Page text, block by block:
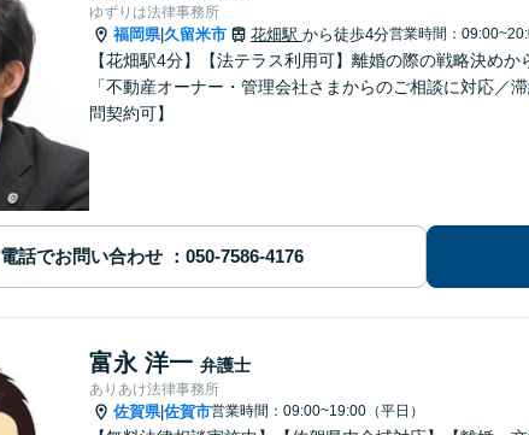
ゆずりは法律事務所
福岡県|久留米市 花畑駅 から徒歩4分営業時間：
【花畑駅4分】【法テラス利用可】離婚の際の戦略決め
「不動産オーナー・管理会社さまからのご相談に対応
問契約可】
電話でお問い合わせ
富永 洋一 弁護士
ありあけ法律事務所
佐賀県|佐賀市営業時間：09:00~19:00（平日）